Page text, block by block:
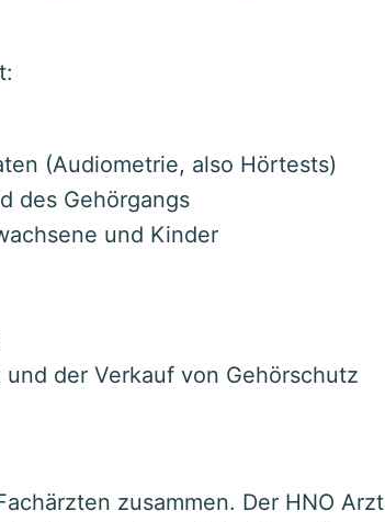
(Audiometrie, also Hörtests)
des Gehörgangs
und Kinder
der Verkauf von Gehörschutz
zusammen. Der HNO Arzt